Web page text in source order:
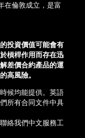
在倫敦成立，是富
投資價值可能會有
槓桿作用而存在迅
差價合約產品的運
高風險。
候均能提供。英語
所有合同文件中具
絡我們中文服務工